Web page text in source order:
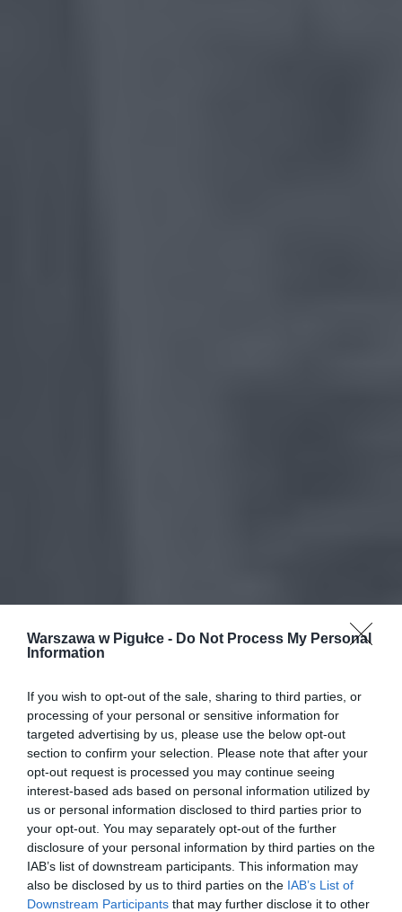
Warszawa w Pigułce - Do Not Process My Personal
Information
If you wish to opt-out of the sale, sharing to third parties, or
processing of your personal or sensitive information for
targeted advertising by us, please use the below opt-out
section to confirm your selection. Please note that after your
opt-out request is processed you may continue seeing
interest-based ads based on personal information utilized by
us or personal information disclosed to third parties prior to
your opt-out. You may separately opt-out of the further
disclosure of your personal information by third parties on the
IAB’s list of downstream participants. This information may
also be disclosed by us to third parties on the IAB’s List of
Downstream Participants that may further disclose it to other